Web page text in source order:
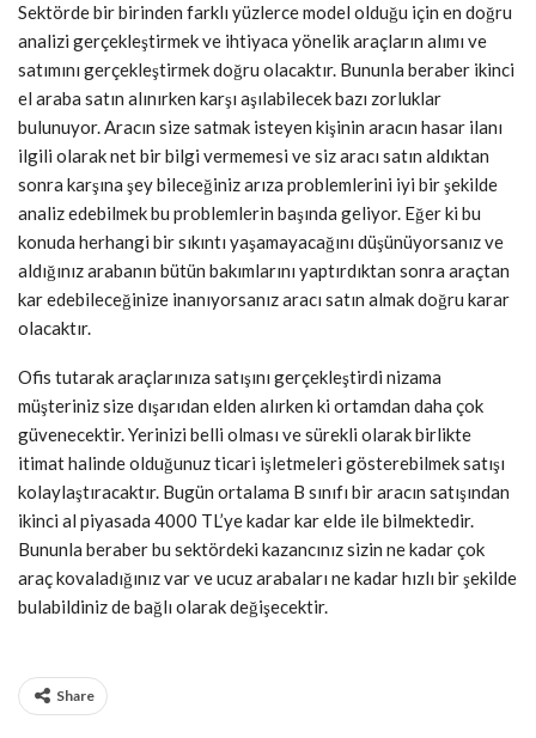
Sektörde bir birinden farklı yüzlerce model olduğu için en doğru
analizi gerçekleştirmek ve ihtiyaca yönelik araçların alımı ve
satımını gerçekleştirmek doğru olacaktır. Bununla beraber ikinci
el araba satın alınırken karşı aşılabilecek bazı zorluklar
bulunuyor. Aracın size satmak isteyen kişinin aracın hasar ilanı
ilgili olarak net bir bilgi vermemesi ve siz aracı satın aldıktan
sonra karşına şey bileceğiniz arıza problemlerini iyi bir şekilde
analiz edebilmek bu problemlerin başında geliyor. Eğer ki bu
konuda herhangi bir sıkıntı yaşamayacağını düşünüyorsanız ve
aldığınız arabanın bütün bakımlarını yaptırdıktan sonra araçtan
kar edebileceğinize inanıyorsanız aracı satın almak doğru karar
olacaktır.
Ofis tutarak araçlarınıza satışını gerçekleştirdi nizama
müşteriniz size dışarıdan elden alırken ki ortamdan daha çok
güvenecektir. Yerinizi belli olması ve sürekli olarak birlikte
itimat halinde olduğunuz ticari işletmeleri gösterebilmek satışı
kolaylaştıracaktır. Bugün ortalama B sınıfı bir aracın satışından
ikinci al piyasada 4000 TL’ye kadar kar elde ile bilmektedir.
Bununla beraber bu sektördeki kazancınız sizin ne kadar çok
araç kovaladığınız var ve ucuz arabaları ne kadar hızlı bir şekilde
bulabildiniz de bağlı olarak değişecektir.
Share